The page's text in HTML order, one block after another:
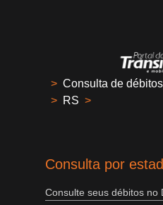
> Consulta de débitos
> RS >
Consulta por
Consulte seus débitos no